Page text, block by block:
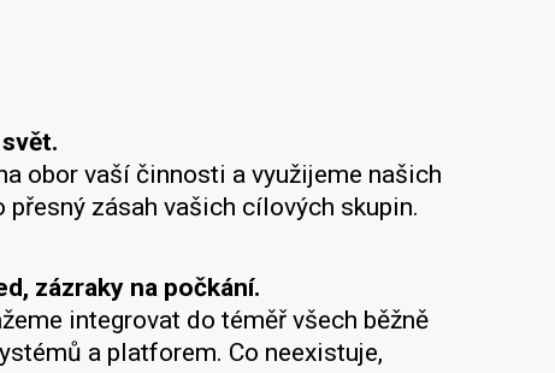
obor vaší činnosti a využijeme našich
přesný zásah vašich cílových skupin.
zázraky na počkání.
integrovat do téměř všech běžně
a platforem. Co neexistuje,